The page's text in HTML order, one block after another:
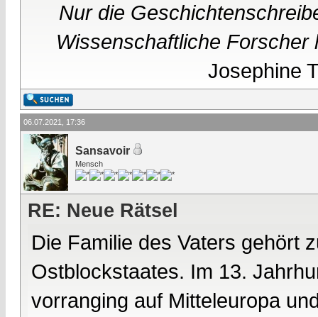
Nur die
Wissenschaftliche
Josephine
06.07.2021, 17:36
Sansavoir
Mensch
RE: Neue Rätsel
Die Familie des Vaters gehört
Ostblockstaates. Im 13.
vorranging auf Mitteleuropa